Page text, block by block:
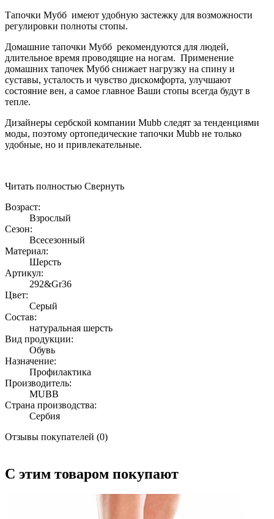
Тапочки Мубб имеют удобную застежку для возможности
регулировки полноты стопы.
Домашние тапочки Мубб рекомендуются для людей,
длительное время проводящие на ногам. Применение
домашних тапочек Мубб снижает нагрузку на спину и
суставы, усталость и чувство дискомфорта, улучшают
состояние вен, а самое главное Ваши стопы всегда будут в
тепле.
Дизайнеры сербской компании Mubb следят за тенденциями
моды, поэтому ортопедические тапочки Mubb не только
удобные, но и привлекательные.
Читать полностью Свернуть
Возраст:
Взрослый
Сезон:
Всесезонный
Материал:
Шерсть
Артикул:
292&Gr36
Цвет:
Серый
Состав:
натуральная шерсть
Вид продукции:
Обувь
Назначение:
Профилактика
Производитель:
MUBB
Страна производства:
Сербия
Отзывы покупателей (0)
С этим товаром покупают